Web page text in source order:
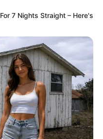
Tweet
7 Nights Straight – Here's